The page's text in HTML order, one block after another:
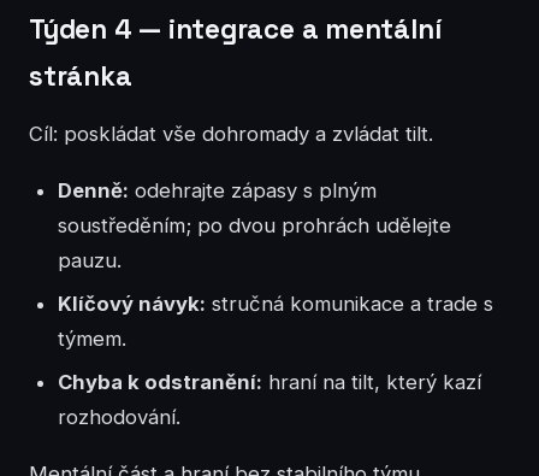
Týden 4 — integrace a mentální
stránka
Cíl: poskládat vše dohromady a zvládat tilt.
Denně: odehrajte zápasy s plným
soustředěním; po dvou prohrách udělejte
pauzu.
Klíčový návyk: stručná komunikace a trade s
týmem.
Chyba k odstranění: hraní na tilt, který kazí
rozhodování.